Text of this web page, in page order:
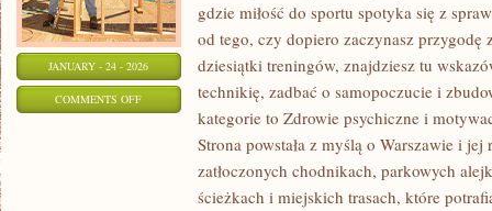
JANUARY - 24 - 2026
COMMENTS OFFON
WYTRZYMAŁOŚCIOWE
gdzie miłość do sportu spotyka się z
od tego, czy dopiero zaczynasz przygodę
dziesiątki treningów, znajdziesz tu
technikię, zadbać o samopoczucie i
kategorie to Zdrowie psychiczne i
Strona powstała z myślą o Warszawie i
zatłoczonych chodnikach, parkowych
ścieżkach i miejskich trasach, które